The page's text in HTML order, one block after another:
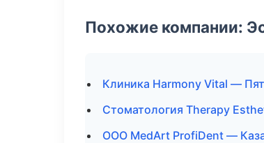
Похожие компании:
Клиника Harmony Vital —
Стоматология Therapy
ООО MedArt ProfiDent —